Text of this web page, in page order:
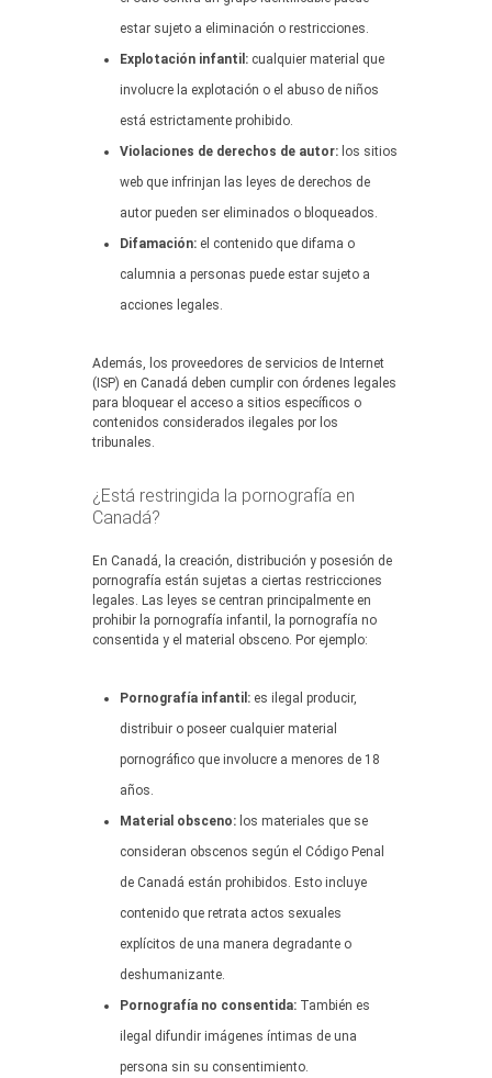
estar sujeto a eliminación o restricciones.
Explotación infantil: cualquier material que
involucre la explotación o el abuso de niños
está estrictamente prohibido.
Violaciones de derechos de autor: los sitios
web que infrinjan las leyes de derechos de
autor pueden ser eliminados o bloqueados.
Difamación: el contenido que difama o
calumnia a personas puede estar sujeto a
acciones legales.
Además, los proveedores de servicios de Internet
(ISP) en Canadá deben cumplir con órdenes legales
para bloquear el acceso a sitios específicos o
contenidos considerados ilegales por los
tribunales.
¿Está restringida la pornografía en
Canadá?
En Canadá, la creación, distribución y posesión de
pornografía están sujetas a ciertas restricciones
legales. Las leyes se centran principalmente en
prohibir la pornografía infantil, la pornografía no
consentida y el material obsceno. Por ejemplo:
Pornografía infantil: es ilegal producir,
distribuir o poseer cualquier material
pornográfico que involucre a menores de 18
años.
Material obsceno: los materiales que se
consideran obscenos según el Código Penal
de Canadá están prohibidos. Esto incluye
contenido que retrata actos sexuales
explícitos de una manera degradante o
deshumanizante.
Pornografía no consentida: También es
ilegal difundir imágenes íntimas de una
persona sin su consentimiento.